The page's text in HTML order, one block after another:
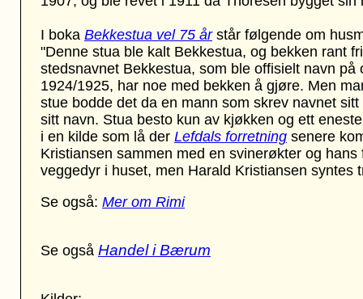
I boka Bekkestua vel 75 år står følgende om
"Denne stua ble kalt Bekkestua, og bekken rant
stedsnavnet Bekkestua, som ble offisielt navn
1924/1925, har noe med bekken å gjøre. Men
stue bodde det da en mann som skrev navnet
sitt navn. Stua besto kun av kjøkken og ett
i en kilde som lå der Lefdals forretning senere
Kristiansen sammen med en svinerøkter og
veggedyr i huset, men Harald Kristiansen syntes
Se også: Mer om Rimi
Se også Handel i Bærum